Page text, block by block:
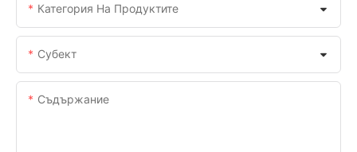
Категория На Продуктите
Субект
Съдържание